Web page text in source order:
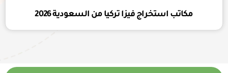
مكاتب استخراج فيزا تركيا من السعودية 2026